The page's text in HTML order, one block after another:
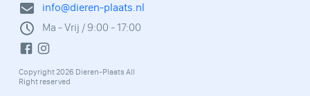
info@dieren-plaats.nl
Ma - Vrij / 9:00 - 17:00
Copyright 2026 Dieren-Plaats All
Right reserved